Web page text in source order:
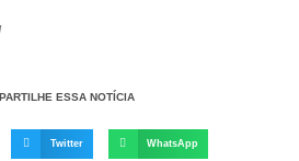
ESSA NOTÍCIA
Twitter WhatsApp